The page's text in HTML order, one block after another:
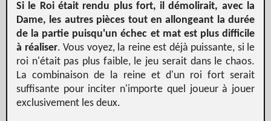
Si le Roi était rendu plus fort, il démolirait, avec la
Dame, les autres pièces tout en allongeant la durée
de la partie puisqu'un échec et mat est plus difficile
à réaliser. Vous voyez, la reine est déjà puissante, si le
roi n'était pas plus faible, le jeu serait dans le chaos.
La combinaison de la reine et d'un roi fort serait
suffisante pour inciter n'importe quel joueur à jouer
exclusivement les deux.